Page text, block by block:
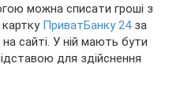
можна списати гроші з
ПриватБанку 24за
сайті. У ній мають бути
для здійснення